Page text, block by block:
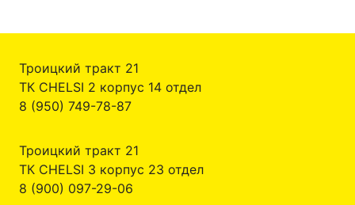
Троицкий тракт 21
ТК CHELSI 2 корпус 14 отдел
8 (950) 749-78-87
Троицкий тракт 21
ТК CHELSI 3 корпус 23 отдел
8 (900) 097-29-06